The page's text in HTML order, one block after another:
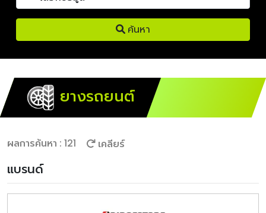
ค้นหา
ยางรถยนต์
ผลการค้นหา : 121 เคลียร์
แบรนด์